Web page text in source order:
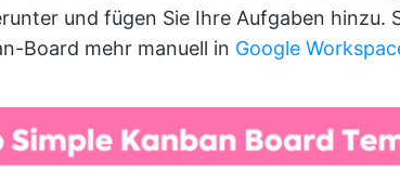
und fügen Sie Ihre Aufgaben hinzu.
Board mehr manuell in Google